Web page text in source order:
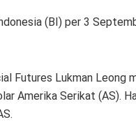
(BI) per 3
Futures Lukman Leong
Amerika Serikat (AS).